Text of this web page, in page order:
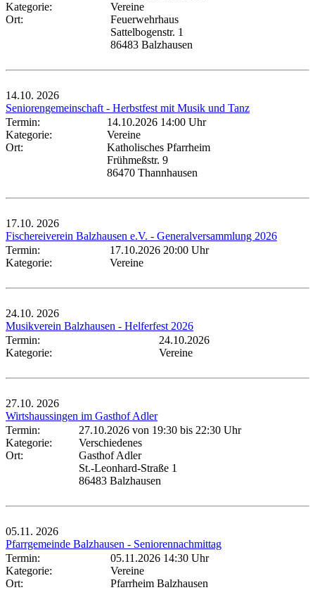
Kategorie:
Vereine
Ort:
Feuerwehrhaus
Sattelbogenstr. 1
86483 Balzhausen
14.10. 2026
Seniorengemeinschaft - Herbstfest mit Musik und Tanz
Termin:
14.10.2026 14:00 Uhr
Kategorie:
Vereine
Ort:
Katholisches Pfarrheim
Frühmeßstr. 9
86470 Thannhausen
17.10. 2026
Fischereiverein Balzhausen e.V. - Generalversammlung 2026
Termin:
17.10.2026 20:00 Uhr
Kategorie:
Vereine
24.10. 2026
Musikverein Balzhausen - Helferfest 2026
Termin:
24.10.2026
Kategorie:
Vereine
27.10. 2026
Wirtshaussingen im Gasthof Adler
Termin:
27.10.2026 von 19:30 bis 22:30 Uhr
Kategorie:
Verschiedenes
Ort:
Gasthof Adler
St.-Leonhard-Straße 1
86483 Balzhausen
05.11. 2026
Pfarrgemeinde Balzhausen - Seniorennachmittag
Termin:
05.11.2026 14:30 Uhr
Kategorie:
Vereine
Ort:
Pfarrheim Balzhausen